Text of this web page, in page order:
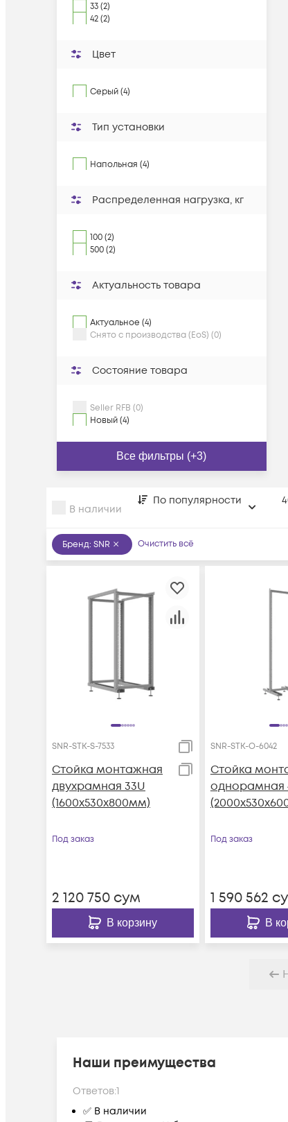
33 (2)
42 (2)
Цвет
Серый (4)
Тип установки
Напольная (4)
Распределенная нагрузка, кг
100 (2)
500 (2)
Актуальность товара
Актуальное (4)
Снято с производства (EoS) (0)
Состояние товара
Seller RFB (0)
Новый (4)
Все фильтры (+3)
В наличии
По популярности
Бренд: SNR Очистить всё
SNR-STK-S-7533
Стойка монтажная
двухрамная 33U
(1600х530х800мм)
Под заказ
2 120 750 сум
В корзину
SNR-STK-O-6042
Стойка
однорамная
Под заказ
1 590 562
В
Наши преимущества
Ответов:1
✅ В наличии